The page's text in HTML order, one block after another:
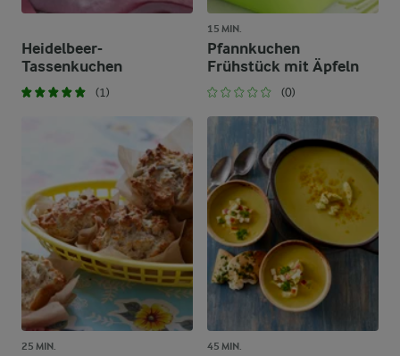
Heidelbeer-
Tassenkuchen
(1)
15 MIN.
Pfannkuchen
Frühstück mit Äpfeln
(0)
25 MIN. 45 MIN.